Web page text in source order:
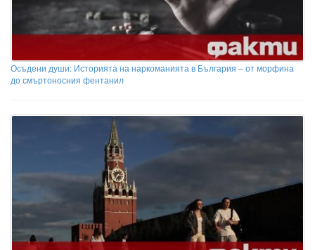
Осъдени души: Историята на наркоманията в България – от морфина
до смъртоносния фентанил